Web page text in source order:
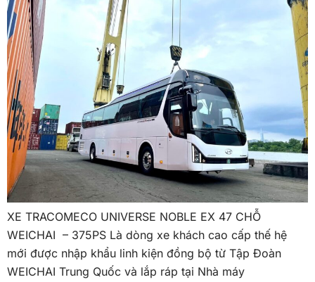
XE TRACOMECO UNIVERSE NOBLE EX 47 CHỖ
WEICHAI – 375PS Là dòng xe khách cao cấp thế hệ
mới được nhập khẩu linh kiện đồng bộ từ Tập Đoàn
WEICHAI Trung Quốc và lắp ráp tại Nhà máy